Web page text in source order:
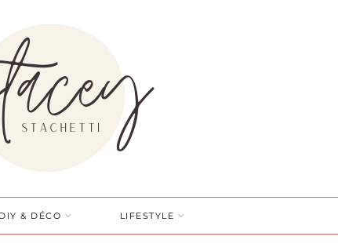
DIY & DÉCO LIFESTYLE